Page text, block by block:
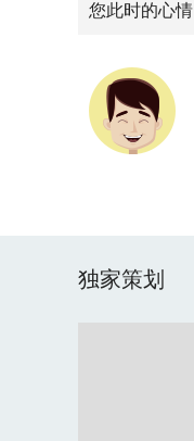
您此时的心情
独家策划